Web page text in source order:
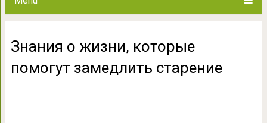
Знания о жизни, которые
помогут замедлить старение